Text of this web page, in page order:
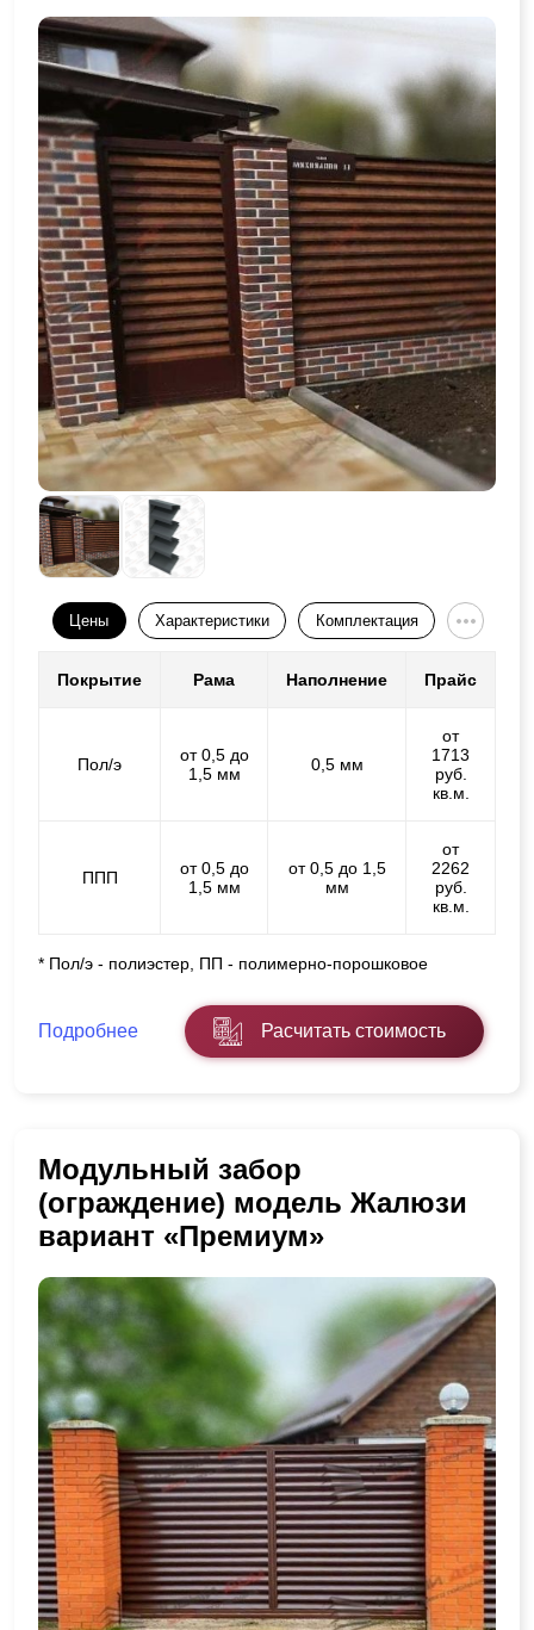
Цены Характеристики Комплектация
Покрытие Рама Наполнение Прайс
Пол/э
от 0,5 до
1,5 мм
0,5 мм
от
1713
руб.
кв.м.
ППП
от 0,5 до
1,5 мм
от 0,5 до 1,5
мм
от
2262
руб.
кв.м.
* Пол/э - полиэстер, ПП - полимерно-порошковое
Подробнее Расчитать стоимость
Модульный забор
(ограждение) модель Жалюзи
вариант «Премиум»